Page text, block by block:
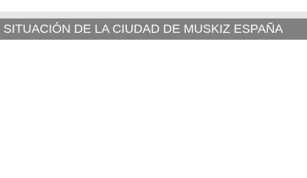
SITUACIÓN DE LA CIUDAD DE MUSKIZ ESPAÑA